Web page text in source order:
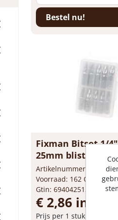
Bestel nu!
Fixman Bitset 1/4"
25mm blister van
Artikelnummer: 1920585
Voorraad: 162 Op
Gtin: 6940425135274
€ 2,86 incl.
Prijs per 1 stuk